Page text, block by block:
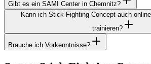
Gibt es ein SAMI Center in Chemnitz?
Kann ich Stick Fighting Concept auch
trainieren?
Brauche ich Vorkenntnisse?